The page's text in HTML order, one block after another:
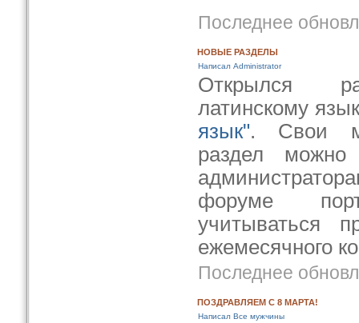
Последнее
НОВЫЕ РАЗДЕЛЫ
Написал Administrator
Открылся
латинскому
язык". Свои
раздел
форуме
учитываться
ежемесячного
Последнее
ПОЗДРАВЛЯЕМ С 8 МАРТА!
Написал Все мужчины